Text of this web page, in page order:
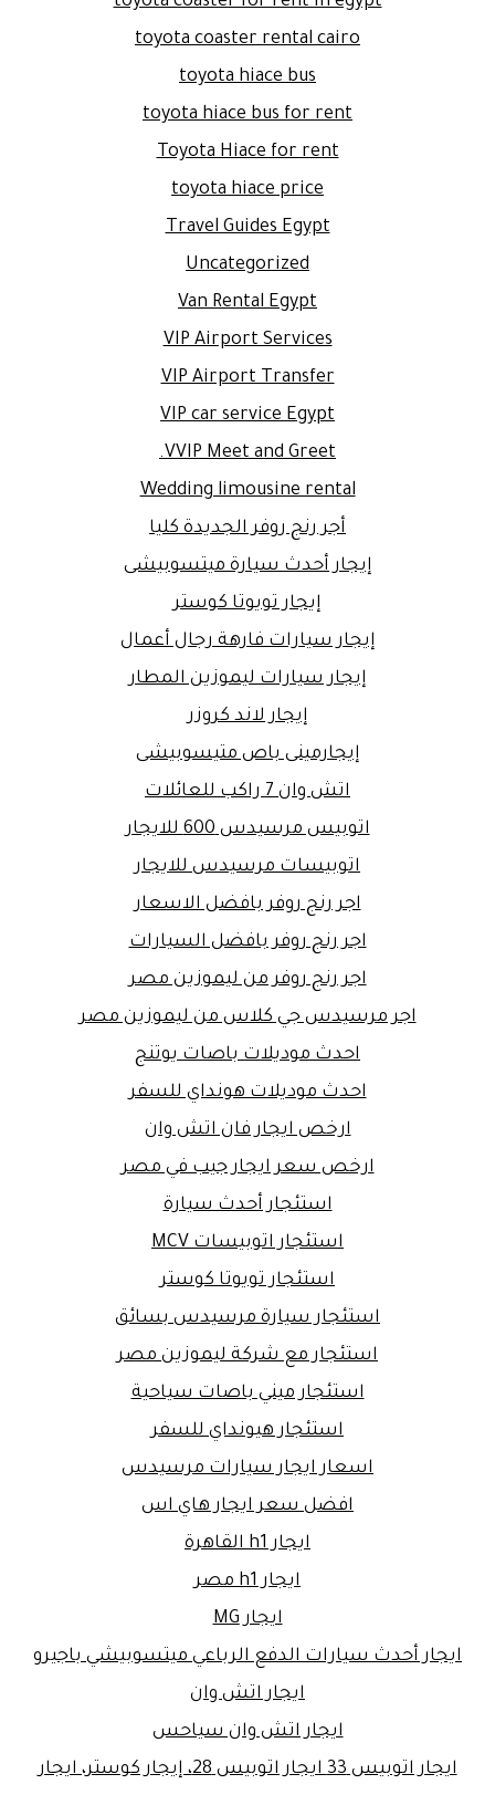
toyota coaster rental cairo
toyota hiace bus
toyota hiace bus for rent
Toyota Hiace for rent
toyota hiace price
Travel Guides Egypt
Uncategorized
Van Rental Egypt
VIP Airport Services
VIP Airport Transfer
VIP car service Egypt
VVIP Meet and Greet.
Wedding limousine rental
أجر رنج روفر الجديدة كليا
إيجار أحدث سيارة ميتسوبيشى
إيجار تويوتا كوستر
إيجار سيارات فارهة رجال أعمال
إيجار سيارات ليموزين المطار
إيجار لاند كروزر
إيجارمينى باص متيسوبيشى
اتش وان 7 راكب للعائلات
اتوبيس مرسيدس 600 للايجار
اتوبيسات مرسيدس للايجار
اجر رنج روفر بافضل الاسعار
اجر رنج روفر بافضل السيارات
اجر رنج روفر من ليموزين مصر
اجر مرسيدس جي كلاس من ليموزين مصر
احدث موديلات باصات يوتنج
احدث موديلات هونداي للسفر
ارخص ايجار فان اتش وان
ارخص سعر ايجار جيب في مصر
استئجار أحدث سيارة
استئجار اتوبيسات MCV
استئجار تويوتا كوستر
استئجار سيارة مرسيدس بسائق
استئجار مع شركة ليموزين مصر
استئجار ميني باصات سياحية
استئجار هيونداي للسفر
اسعار ايجار سيارات مرسيدس
افضل سعر ايجار هاي اس
ايجار h1 القاهرة
ايجار h1 مصر
ايجار MG
ايجار أحدث سيارات الدفع الرباعي ميتسوبيشي باجيرو
ايجار اتش وان
ايجار اتش وان سياحس
ايجار اتوبيس 33 ايجار اتوبيس 28، إيجار كوستر، ايجار